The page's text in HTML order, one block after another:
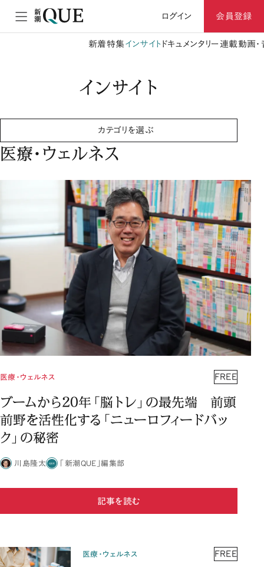
ログイン 会員登録
新着特集 インサイト ドキュメンタリー 連載動画
インサイト
カテゴリを選ぶ
医療・ウェルネス
医療・ウェルネス FREE
ブームから20年「脳トレ」の最先端 前頭
前野を活性化する「ニューロフィードバッ
ク」の秘密
川島隆太 「新潮QUE」編集部
記事を読む
医療・ウェルネス FREE